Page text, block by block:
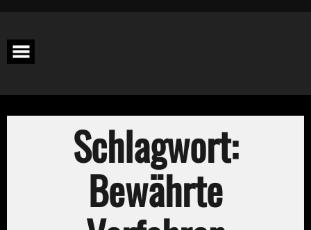
Schlagwort:
Bewährte